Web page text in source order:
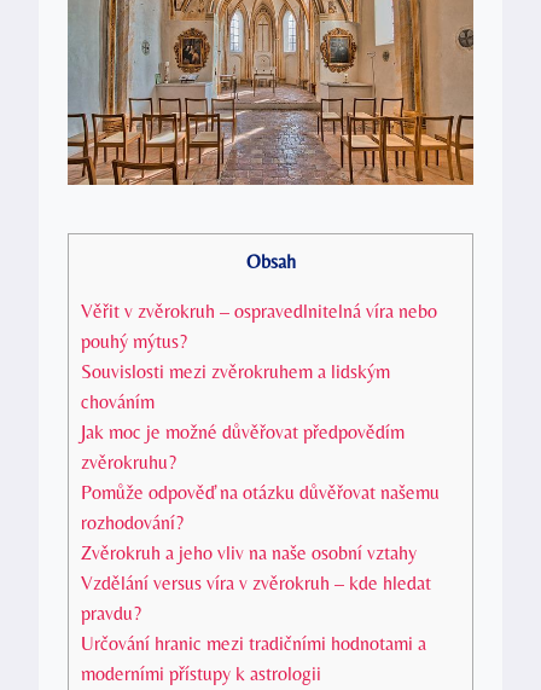
Obsah
Věřit v zvěrokruh – ospravedlnitelná ⁣víra nebo
pouhý mýtus?
Souvislosti mezi zvěrokruhem a‌ lidským
chováním
Jak moc je ‌možné důvěřovat předpovědím
zvěrokruhu?
Pomůže odpověď na otázku důvěřovat‍ našemu
rozhodování?
Zvěrokruh a jeho vliv na naše osobní ‌vztahy
Vzdělání versus víra v zvěrokruh – ‍kde ​hledat⁢
pravdu?
Určování hranic mezi⁤ tradičními hodnotami a
moderními přístupy k astrologii